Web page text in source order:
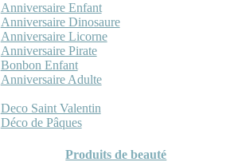
Anniversaire Enfant
Anniversaire Dinosaure
Anniversaire Licorne
Anniversaire Pirate
Bonbon Enfant
Anniversaire Adulte
Deco Saint Valentin
Déco de Pâques
Produits de beauté